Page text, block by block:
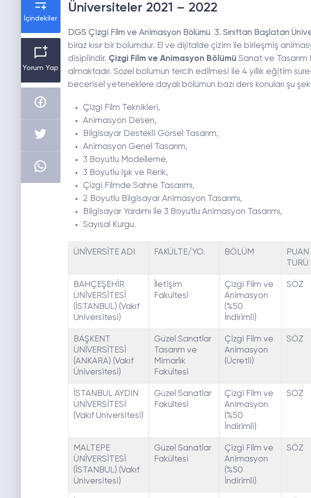
İçindekiler
Yorum Yap
Üniversiteler 2021 – 2022
DGS Çizgi Film ve Animasyon Bölümü 3. Sınıftan Başlatan
biraz kısır bir bölümdür. El ve dijitalde çizim ile birleşmiş
disiplindir. Çizgi Film ve Animasyon Bölümü Sanat ve
almaktadır. Sözel bölümün tercih edilmesi ile 4 yıllık eğitim
becerisel yeteneklere dayalı bölümün bazı ders konuları şu
Çizgi Film Teknikleri,
Animasyon Desen,
Bilgisayar Destekli Görsel Tasarım,
Animasyon Genel Tasarım,
3 Boyutlu Modelleme,
3 Boyutlu Işık ve Renk,
Çizgi Filmde Sahne Tasarımı,
2 Boyutlu Bilgisayar Animasyon Tasarımı,
Bilgisayar Yardımı ile 3 Boyutlu Animasyon Tasarımı,
Sayısal Kurgu.
ÜNİVERSİTE ADI FAKÜLTE/YO. BÖLÜM
PUAN
TÜRÜ
BAHÇEŞEHİR
ÜNİVERSİTESİ
(İSTANBUL) (Vakıf
Üniversitesi)
İletişim
Fakültesi
Çizgi Film ve
Animasyon
(%50
İndirimli)
SÖZ
BAŞKENT
ÜNİVERSİTESİ
(ANKARA) (Vakıf
Üniversitesi)
Güzel Sanatlar
Tasarım ve
Mimarlık
Fakültesi
Çizgi Film ve
Animasyon
(Ücretli)
SÖZ
İSTANBUL AYDIN
ÜNİVERSİTESİ
(Vakıf Üniversitesi)
Güzel Sanatlar
Fakültesi
Çizgi Film ve
Animasyon
(%50
İndirimli)
SÖZ
MALTEPE
ÜNİVERSİTESİ
(İSTANBUL) (Vakıf
Üniversitesi)
Güzel Sanatlar
Fakültesi
Çizgi Film ve
Animasyon
(%50
İndirimli)
SÖZ